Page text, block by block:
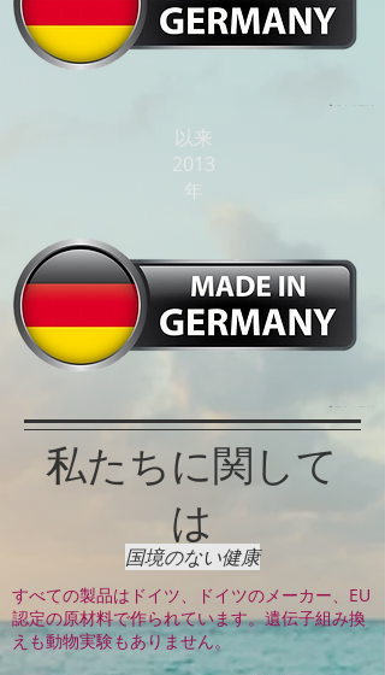
以来
2013
年
​私たちに関して
は
国境のない健康
​すべての製品はドイツ、ドイツのメーカー、EU
認定の原材料で作られています。遺伝子組み換
えも動物実験もありません。